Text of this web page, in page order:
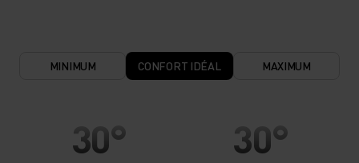
MINIMUM CONFORT IDÉAL MAXIMUM
30°
30°